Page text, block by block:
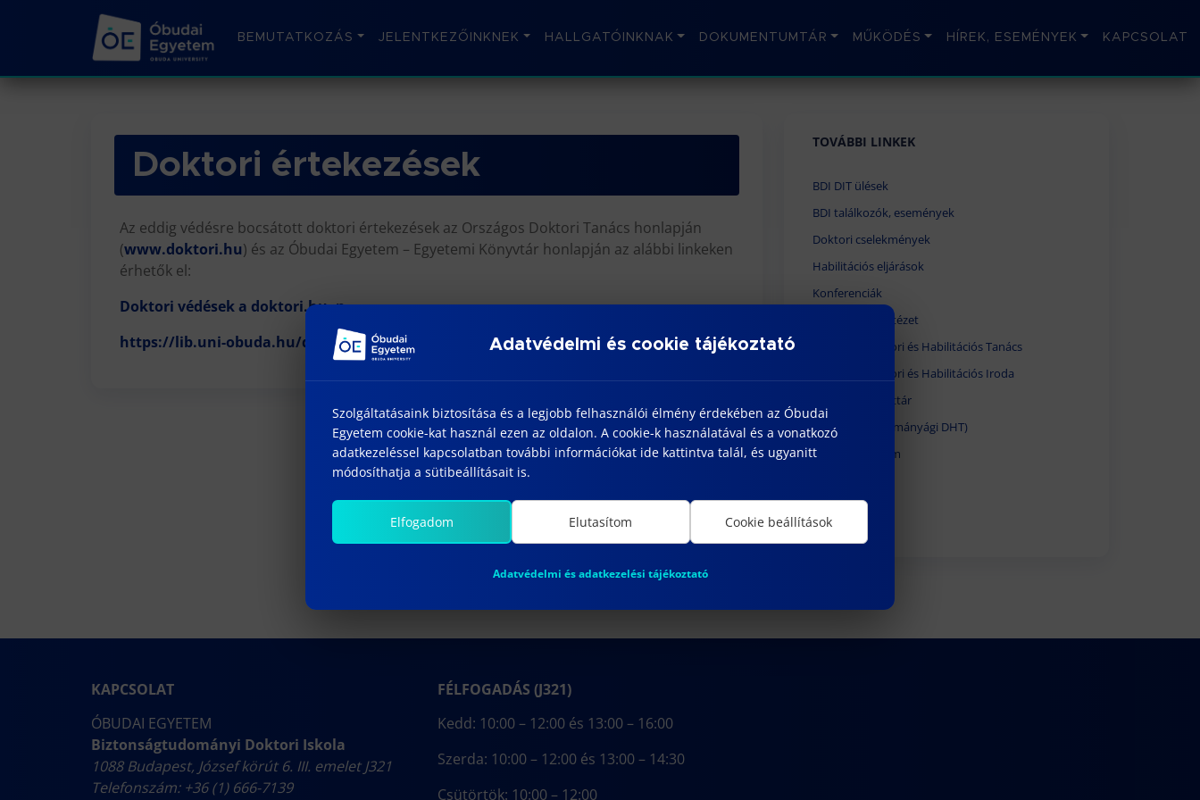
BEMUTATKOZÁS JELENTKEZŐINKNEK HALLGATÓINKNAK DOKUMENTUMTÁR MŰKÖDÉS HÍREK, ESEMÉNYEK KAPCSOLAT
Doktori értekezések
Az eddig védésre bocsátott doktori értekezések az Országos Doktori Tanács honlapján
(www.doktori.hu) és az Óbudai Egyetem – Egyetemi Könyvtár honlapján az alábbi linkeken
érhetők el:
Doktori védések a doktori.hu -n
https://lib.uni-obuda.hu/doktori-disszertaciok
TOVÁBBI LINKEK
BDI DIT ülések
BDI találkozók, események
Doktori cselekmények
Habilitációs eljárások
Konferenciák
Afrika Kutatóintézet
Egyetemi Doktori és Habilitációs Tanács
Egyetemi Doktori és Habilitációs Iroda
EDHT határozattár
MTTDHT (Tudományági DHT)
Óbudai Egyetem
KAPCSOLAT
ÓBUDAI EGYETEM
Biztonságtudományi Doktori Iskola
1088 Budapest, József körút 6. III. emelet J321
Telefonszám: +36 (1) 666-7139
FÉLFOGADÁS (J321)
Kedd: 10:00 – 12:00 és 13:00 – 16:00
Szerda: 10:00 – 12:00 és 13:00 – 14:30
Csütörtök: 10:00 – 12:00
Adatvédelmi és cookie tájékoztató
Szolgáltatásaink biztosítása és a legjobb felhasználói élmény érdekében az Óbudai
Egyetem cookie-kat használ ezen az oldalon. A cookie-k használatával és a vonatkozó
adatkezeléssel kapcsolatban további információkat ide kattintva talál, és ugyanitt
módosíthatja a sütibeállításait is.
Elfogadom Elutasítom Cookie beállítások
Adatvédelmi és adatkezelési tájékoztató